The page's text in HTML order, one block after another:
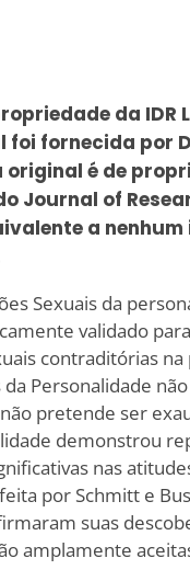
da
fornecida por
original é de
Journal of
a
Sexuais da
validado
contraditórias
Personalidade
pretende ser
demonstrou
nas
por Schmitt e
suas
amplamente